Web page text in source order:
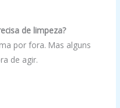
de limpeza?
por fora. Mas alguns
de agir.